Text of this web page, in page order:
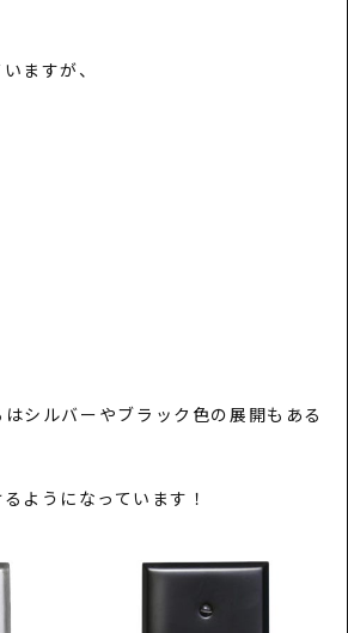
ますが、
シルバーやブラック色の展開もある
ようになっています！